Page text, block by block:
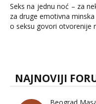
Seks na jednu noć – za
za druge emotivna
o seksu govori otvorenije
dalje izaziva burne
NAJNOVIJI